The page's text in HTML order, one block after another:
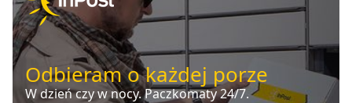
Odbieram o każdej porze
W dzień czy w nocy. Paczkomaty 24/7.